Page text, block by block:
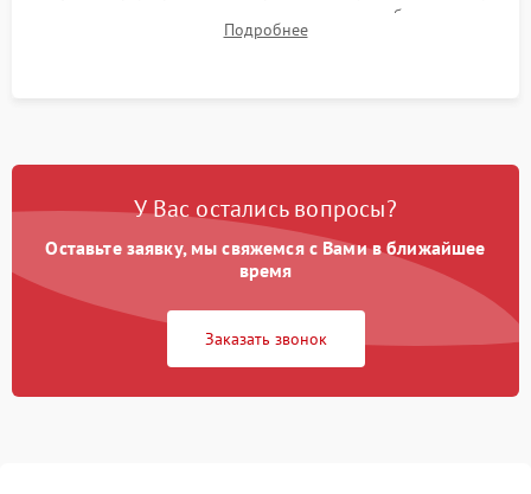
для контроля температурного режима и стабильности
системы под пиковой нагрузкой.
Подробнее
У Вас остались вопросы?
Оставьте заявку, мы свяжемся с Вами в ближайшее
время
Заказать звонок